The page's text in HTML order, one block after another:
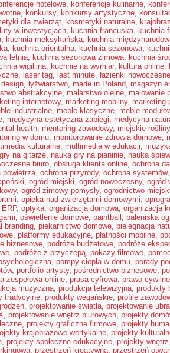
hotelowe, konferencje kulinarne,
, konkursy, konkursy artystyczne,
dla zwierząt, kosmetyki naturalne,
w inwestycjach, kuchnia francuska, kuchnia
, kuchnia meksykańska, kuchnia
, kuchnia orientalna, kuchnia sezonowa,
letnia, kuchnia sezonowa zimowa, kuchnia
wigilijna, kuchnie na wymiar, kultura online,
, laser tag, last minute, łazienki nowoczesne
design, łyżwiarstwo, made in Poland, magazyn
abstrakcyjne, malarstwo olejne, malowanie
internetowy, marketing mobilny, marketing
industrialne, meble klasyczne, meble
, medycyna estetyczna zabiegi, medycyna
health, mentoring zawodowy, miejskie rośliny
w domu, monitorowanie zdrowia domowe,
kulturalne, multimedia w edukacji,
na gitarze, nauka gry na pianinie, nauka
biuro, obsługa klienta online, ochrona
powietrza, ochrona przyrody, ochrona systemów
, ogród miejski, ogród nowoczesny, ogród
, ogród zimowy pomysły, ogrodnictwo
, opieka nad zwierzętami domowymi,
, optyka, organizacja domowa, organizacja
, oświetlenie domowe, paintball , paleniska
branding, piekarnictwo domowe, pielęgnacja
, platformy edukacyjne, płatności mobilne,
biznesowe, podróże budżetowe, podróże
, podróże z przyczepą, pokazy filmowe,
, pompy ciepła w domu, porady
, portfolio artysty, pośrednictwo biznesowe,
zespołowa online, prasa cyfrowa, prawo
muzyczna, produkcja telewizyjna, produkty
tradycyjne, produkty wegańskie, profile
, projektowanie światła, projektowanie
, projektowanie wnętrz biurowych, projekty
, projekty graficzne firmowe, projekty
krajobrazowe wertykalne, projekty
, projekty społeczne edukacyjne, projekty wnętrz
, przestrzeń kreatywna, przestrzeń